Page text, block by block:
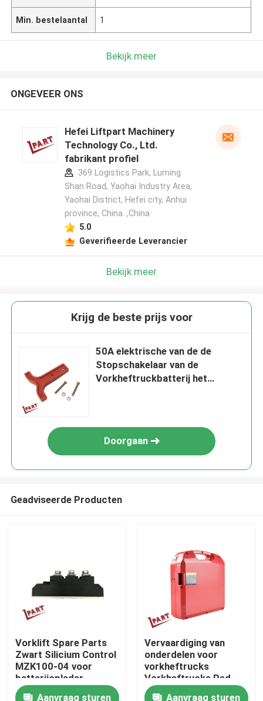
Thuis
Over ons
Contacten
Min. bestelaantal 1
Bekijk meer
ONGEVEER ONS
Hefei Liftpart Machinery
Technology Co., Ltd.
fabrikant profiel
369 Logistics Park, Luming
Shan Road, Yaohai Industry Area,
Yaohai District, Hefei city, Anhui
province, China. ,China
5.0
Geverifieerde Leverancier
Bekijk meer
Krijg de beste prijs voor
50A elektrische van de de
Stopschakelaar van de
Vorkheftruckbatterij het
Doorgaan
Geadviseerde Producten
Vorklift Spare Parts
Zwart Silicium Control
MZK100-04 voor
batterijoplader
Aanvraag sturen
Vervaardiging van
onderdelen voor
vorkheftrucks
Vorkheftrucks Red
Lithium Battery
Aanvraag sturen